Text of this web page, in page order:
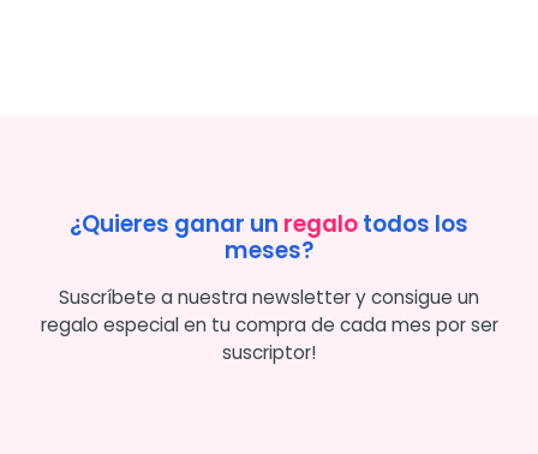
¿Quieres ganar un regalotodos los
meses?
Suscríbete a nuestra newsletter y consigue un
regalo especial en tu compra de cada mes por ser
suscriptor!